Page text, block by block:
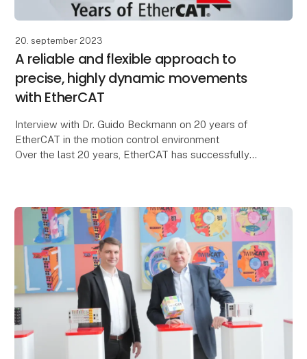
20. september 2023
A reliable and flexible approach to
precise, highly dynamic movements
with EtherCAT
Interview with Dr. Guido Beckmann on 20 years of
EtherCAT in the motion control environment
Over the last 20 years, EtherCAT has successfully